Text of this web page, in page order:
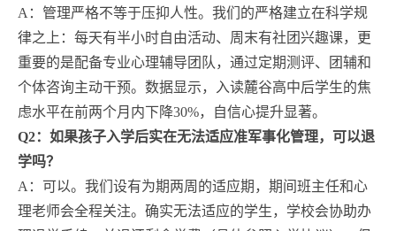
A：管理严格不等于压抑人性。我们的严格建立在科学规
律之上：每天有半小时自由活动、周末有社团兴趣课，更
重要的是配备专业心理辅导团队，通过定期测评、团辅和
个体咨询主动干预。数据显示，入读麓谷高中后学生的焦
虑水平在前两个月内下降30%，自信心提升显著。
Q2：如果孩子入学后实在无法适应准军事化管理，可以退
学吗？
A：可以。我们设有为期两周的适应期，期间班主任和心
理老师会全程关注。确实无法适应的学生，学校会协助办